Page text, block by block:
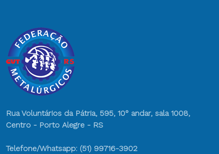
Rua Voluntários da Pátria, 595, 10° andar, sala 1008,
Centro - Porto Alegre - RS
Telefone/Whatsapp: (51) 99716-3902